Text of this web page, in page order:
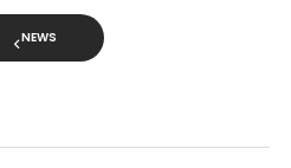
NEWS